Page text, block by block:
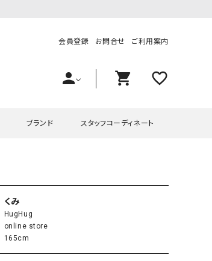
会員登録 お問合せ ご利用案内
person shopping_cart favorite_outline
ニック
ル
ブランド
ナイン/アンジェリコルーチェ
ハグム）
ードット）
（アンドクウォーター） HUMS（ハムズ）
スタッフコーディネート
くみ
HugHug
online store
165cm